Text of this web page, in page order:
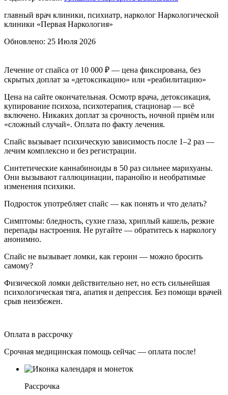
главный врач клиники, психиатр, нарколог Наркологической
клиники «Первая Наркология»
Обновлено: 25 Июля 2026
Лечение от спайса от 10 000 ₽ — цена фиксирована, без
скрытых доплат за «детоксикацию» или «реабилитацию»
Цена на сайте окончательная. Осмотр врача, детоксикация,
купирование психоза, психотерапия, стационар — всё
включено. Никаких доплат за срочность, ночной приём или
«сложный случай». Оплата по факту лечения.
Спайс вызывает психическую зависимость после 1–2 раз —
лечим комплексно и без регистрации.
Синтетические каннабиноиды в 50 раз сильнее марихуаны.
Они вызывают галлюцинации, паранойю и необратимые
изменения психики.
Подросток употребляет спайс — как понять и что делать?
Симптомы: бледность, сухие глаза, хриплый кашель, резкие
перепады настроения. Не ругайте — обратитесь к наркологу
анонимно.
Спайс не вызывает ломки, как героин — можно бросить
самому?
Физической ломки действительно нет, но есть сильнейшая
психологическая тяга, апатия и депрессия. Без помощи врачей
срыв неизбежен.
Оплата в рассрочку
Срочная медицинская помощь сейчас — оплата после!
Рассрочка